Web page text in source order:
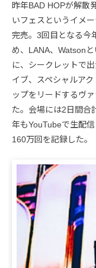
昨年BAD HOPが解散
いフェスというイメ
完売。3回目となる今
め、LANA、Watson
に、シークレットで
イブ、スペシャルア
ップをリードするヴ
た。会場には2日間合
年もYouTubeで生配
160万回を記録した。